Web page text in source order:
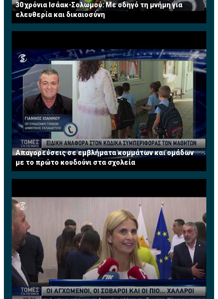
30 χρόνια Ισάακ-Σολωμού: Με οδηγό τη μνήμη για
ελευθερία και δικαιοσύνη
Απαγορεύσεις σε εμβλήματα κομμάτων και ομάδων
με το πρώτο κουδούνι στα σχολεία